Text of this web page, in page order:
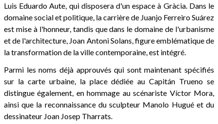
Luis Eduardo Aute, qui disposera d'un espace à Gràcia. Dans le
domaine social et politique, la carrière de Juanjo Ferreiro Suárez
est mise à l'honneur, tandis que dans le domaine de l'urbanisme
et de l'architecture, Joan Antoni Solans, figure emblématique de
la transformation de la ville contemporaine, est intégré.
Parmi les noms déjà approuvés qui sont maintenant spécifiés
sur la carte urbaine, la place dédiée au Capitán Trueno se
distingue également, en hommage au scénariste Víctor Mora,
ainsi que la reconnaissance du sculpteur Manolo Hugué et du
dessinateur Joan Josep Tharrats.